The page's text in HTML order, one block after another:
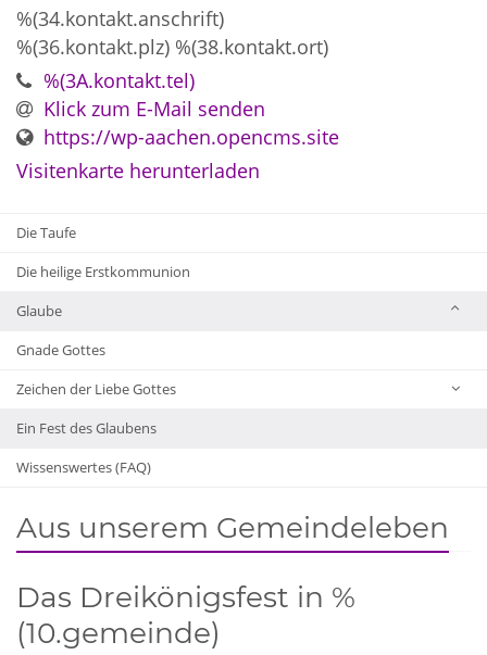
%(34.kontakt.anschrift)
%(36.kontakt.plz) %(38.kontakt.ort)
%(3A.kontakt.tel)
Klick zum E-Mail senden
https://wp-aachen.opencms.site
Visitenkarte herunterladen
Die Taufe
Die heilige Erstkommunion
Glaube
Gnade Gottes
Zeichen der Liebe Gottes
Ein Fest des Glaubens
Wissenswertes (FAQ)
Aus unserem Gemeindeleben
Das Dreikönigsfest in %
(10.gemeinde)